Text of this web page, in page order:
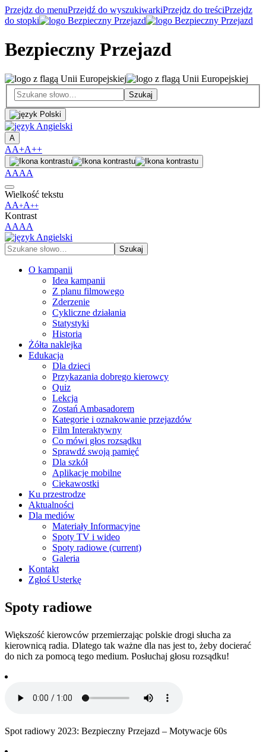
Przejdz do menuPrzejdź do wyszukiwarkiPrzejdz do treściPrzejdz
do stopki
Bezpieczny Przejazd
A
AA+A++
AAAA
Wielkość tekstu
AA+A++
Kontrast
AAAA
O kampanii
Idea kampanii
Z planu filmowego
Zderzenie
Cykliczne działania
Statystyki
Historia
Żółta naklejka
Edukacja
Dla dzieci
Przykazania dobrego kierowcy
Quiz
Lekcja
Zostań Ambasadorem
Kategorie i oznakowanie przejazdów
Film Interaktywny
Co mówi głos rozsądku
Sprawdź swoją pamięć
Dla szkół
Aplikacje mobilne
Ciekawostki
Ku przestrodze
Aktualności
Dla mediów
Materiały Informacyjne
Spoty TV i wideo
Spoty radiowe (current)
Galeria
Kontakt
Zgłoś Usterkę
Spoty radiowe
Większość kierowców przemierzając polskie drogi słucha za
kierownicą radia. Dlatego tak ważne dla nas jest to, żeby docierać
do nich za pomocą tego medium. Posłuchaj głosu rozsądku!
Spot radiowy 2023: Bezpieczny Przejazd – Motywacje 60s